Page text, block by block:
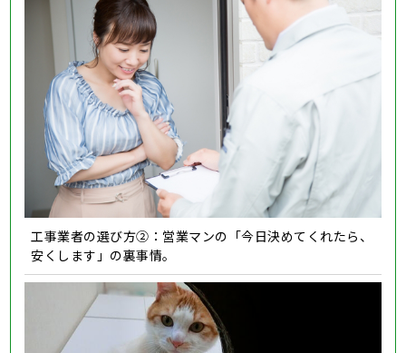
工事業者の選び方②：営業マンの「今日決めてくれたら、
安くします」の裏事情。